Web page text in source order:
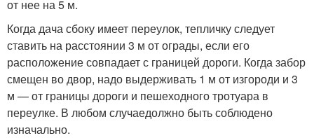
от нее на 5 м.
Когда дача сбоку имеет переулок, тепличку следует
ставить на расстоянии 3 м от ограды, если его
расположение совпадает с границей дороги. Когда забор
смещен во двор, надо выдерживать 1 м от изгороди и 3
м — от границы дороги и пешеходного тротуара в
переулке. В любом случаедолжно быть соблюдено
изначально.